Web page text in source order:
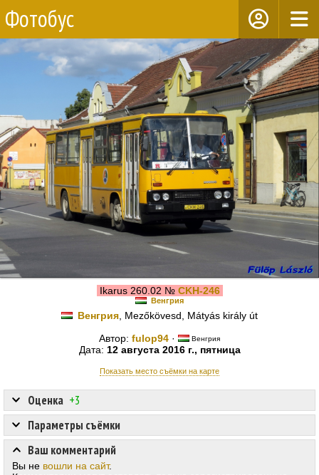
Фотобус
Ikarus 260.02 № CKH-246
Венгрия
Венгрия , Mezőkövesd, Mátyás király út
Автор: fulop94 · Венгрия
Дата: 12 августа 2016 г., пятница
Показать место съёмки на карте
Оценка +3
Параметры съёмки
Ваш комментарий
Вы не вошли на сайт.